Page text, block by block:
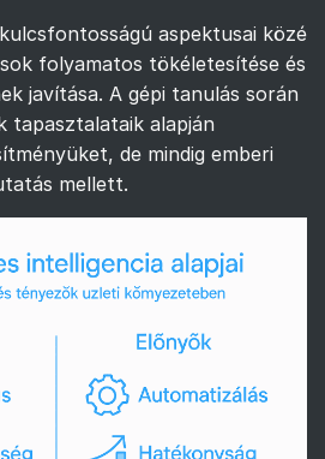
aspektusai közé
folyamatos tökéletesítése és
javítása. A gépi tanulás során
tapasztalataik alapján
de mindig emberi
mellett.